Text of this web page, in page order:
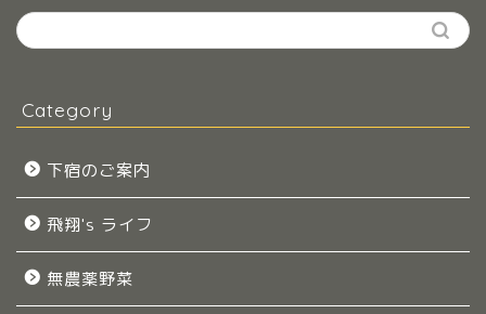
Category
下宿のご案内
飛翔's ライフ
無農薬野菜